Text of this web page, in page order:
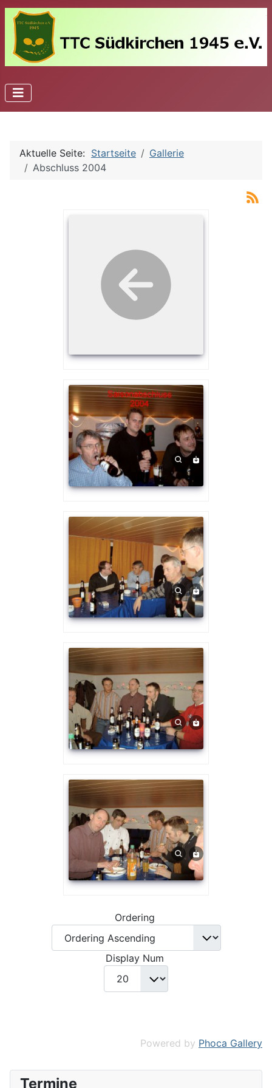
Aktuelle Seite: Startseite
Gallerie
Abschluss 2004
Ordering
Display Num
Powered by Phoca Gallery
Termine